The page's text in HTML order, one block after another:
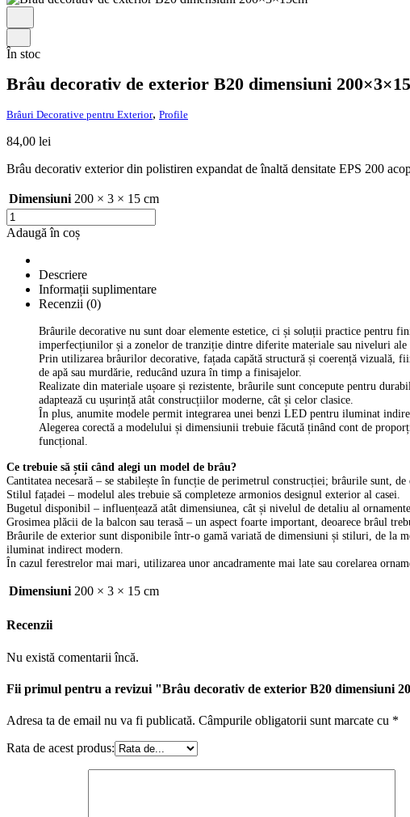
În stoc
Brâu decorativ de exterior B20 dimensiuni
Brâuri Decorative pentru Exterior, Profile
84,00 lei
Brâu decorativ exterior din polistiren expandat de înaltă densitate EPS 200
Dimensiuni 200 × 3 × 15 cm
Cantitate
Brâu
decorativ
exterior
B20
dimensiuni
Adaugă în coș
Descriere
Informații suplimentare
Recenzii (0)
Brâurile decorative nu sunt doar elemente estetice, ci și soluții practice pentru
imperfecțiunilor și a zonelor de tranziție dintre diferite materiale sau niveluri
Prin utilizarea brâurilor decorative, fațada capătă structură și coerență vizuală,
de apă sau murdărie, reducând uzura în timp a finisajelor.
Realizate din materiale ușoare și rezistente, brâurile sunt concepute pentru
adaptează cu ușurință atât construcțiilor moderne, cât și celor clasice.
În plus, anumite modele permit integrarea unei benzi LED pentru iluminat
Alegerea corectă a modelului și dimensiunii trebuie făcută ținând cont de
funcțional.
Ce trebuie să știi când alegi un model de brâu?
Cantitatea necesară – se stabilește în funcție de perimetrul construcției; brâurile sunt, de
Stilul fațadei – modelul ales trebuie să completeze armonios designul exterior al casei.
Bugetul disponibil – influențează atât dimensiunea, cât și nivelul de detaliu al
Grosimea plăcii de la balcon sau terasă – un aspect foarte important, deoarece brâul
Brâurile de exterior sunt disponibile într-o gamă variată de dimensiuni și stiluri, de la
iluminat indirect modern.
În cazul ferestrelor mai mari, utilizarea unor ancadramente mai late sau corelarea
Dimensiuni 200 × 3 × 15 cm
Recenzii
Nu există comentarii încă.
Fii primul pentru a revizui "Brâu decorativ de exterior B20 dimensiuni
Adresa ta de email nu va fi publicată. Câmpurile obligatorii sunt marcate cu *
Rata de acest produs: